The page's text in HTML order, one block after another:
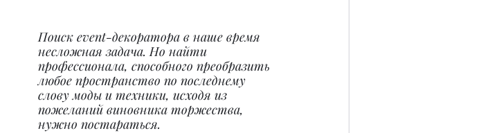
Поиск event-декоратора в наше время
несложная задача. Но найти
профессионала, способного преобразить
любое пространство по последнему
слову моды и техники, исходя из
пожеланий виновника торжества,
нужно постараться.